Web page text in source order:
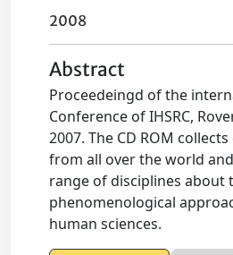
2008
Abstract
Proceedeingd of the
Conference of IHSRC,
2007. The CD ROM
from all over the world
range of disciplines about
phenomenological
human sciences.